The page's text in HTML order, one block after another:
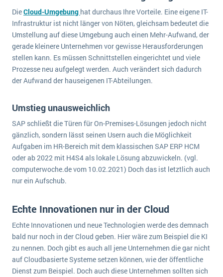
Medien
Lebensmittelindustrie
Logistik
Produktion
Services
Textil und Mode
Vermietung
Versorgung
Ein WMS implementieren: Das sind die 6
wichtigsten Punkte, die es zu beachten gilt
ERP-Software für Abfallentsorger
Digitale Arbeitsaufträge in Ihrem ERP- oder FSM-System: clever und effizient
MEHR ÜBER ERP-SOFTWARE
ERP News
SAP übernimmt Reltio für eine bessere
Datenintegration
DieCloud-Umgebung hat durchaus Ihre Vorteile. Eine eigene IT-
Infrastruktur ist nicht länger von Nöten, gleichsam bedeutet die
Umstellung auf diese Umgebung auch einen Mehr-Aufwand, der
gerade kleinere Unternehmen vor gewisse Herausforderungen
stellen kann. Es müssen Schnittstellen eingerichtet und viele
Prozesse neu aufgelegt werden. Auch verändert sich dadurch
der Aufwand der hauseigenen IT-Abteilungen.
Umstieg unausweichlich
SAP schließt die Türen für On-Premises-Lösungen jedoch nicht
gänzlich, sondern lässt seinen Usern auch die Möglichkeit
Aufgaben im HR-Bereich mit dem klassischen SAP ERP HCM
oder ab 2022 mit H4S4 als lokale Lösung abzuwickeln. (vgl.
computerwoche.de vom 10.02.2021) Doch das ist letztlich auch
nur ein Aufschub.
Echte Innovationen nur in der Cloud
Echte Innovationen und neue Technologien werde des demnach
bald nur noch in der Cloud geben. Hier wäre zum Beispiel die KI
zu nennen. Doch gibt es auch all jene Unternehmen die gar nicht
auf Cloudbasierte Systeme setzen können, wie der öffentliche
Dienst zum Beispiel. Doch auch diese Unternehmen sollten sich